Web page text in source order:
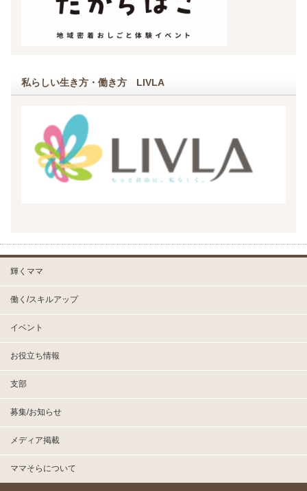
私らしい生き方・働き方 LIVLA
輝くママ
働く/スキルアップ
イベント
お役立ち情報
支部
募集/お知らせ
メディア掲載
ママそらについて